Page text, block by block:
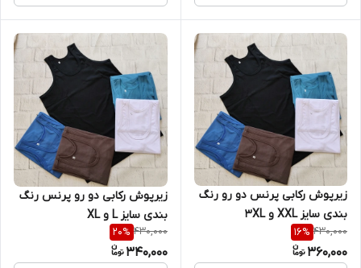
زیرپوش رکابی پرنس دو رو رنگ
بندی سایز XXL و 3XL
430,000
16%
360,000
زیرپوش رکابی دو رو پرنس رنگ
بندی سایز L و XL
430,000
20%
340,000